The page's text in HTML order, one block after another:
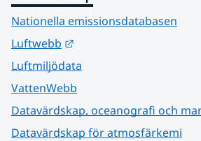
Nationella emissionsdatabasen
Luftwebb
Luftmiljödata
VattenWebb
Datavärdskap, oceanografi och
Datavärdskap för atmosfärkemi